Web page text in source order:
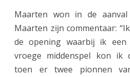
Maarten won in de aanval
Maarten zijn commentaar:
de opening waarbij ik
vroege middenspel kon ik
toen er twee pionnen